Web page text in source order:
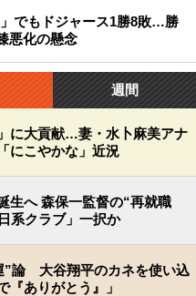
でもドジャース1勝8敗…勝
悪化の懸念
週間
に大貢献…妻・水卜麻美アナ
にこやかな」近況
生へ 森保一監督の“再就職
系クラブ」一択か
”論 大谷翔平のカネを使い込
『ありがとう』」